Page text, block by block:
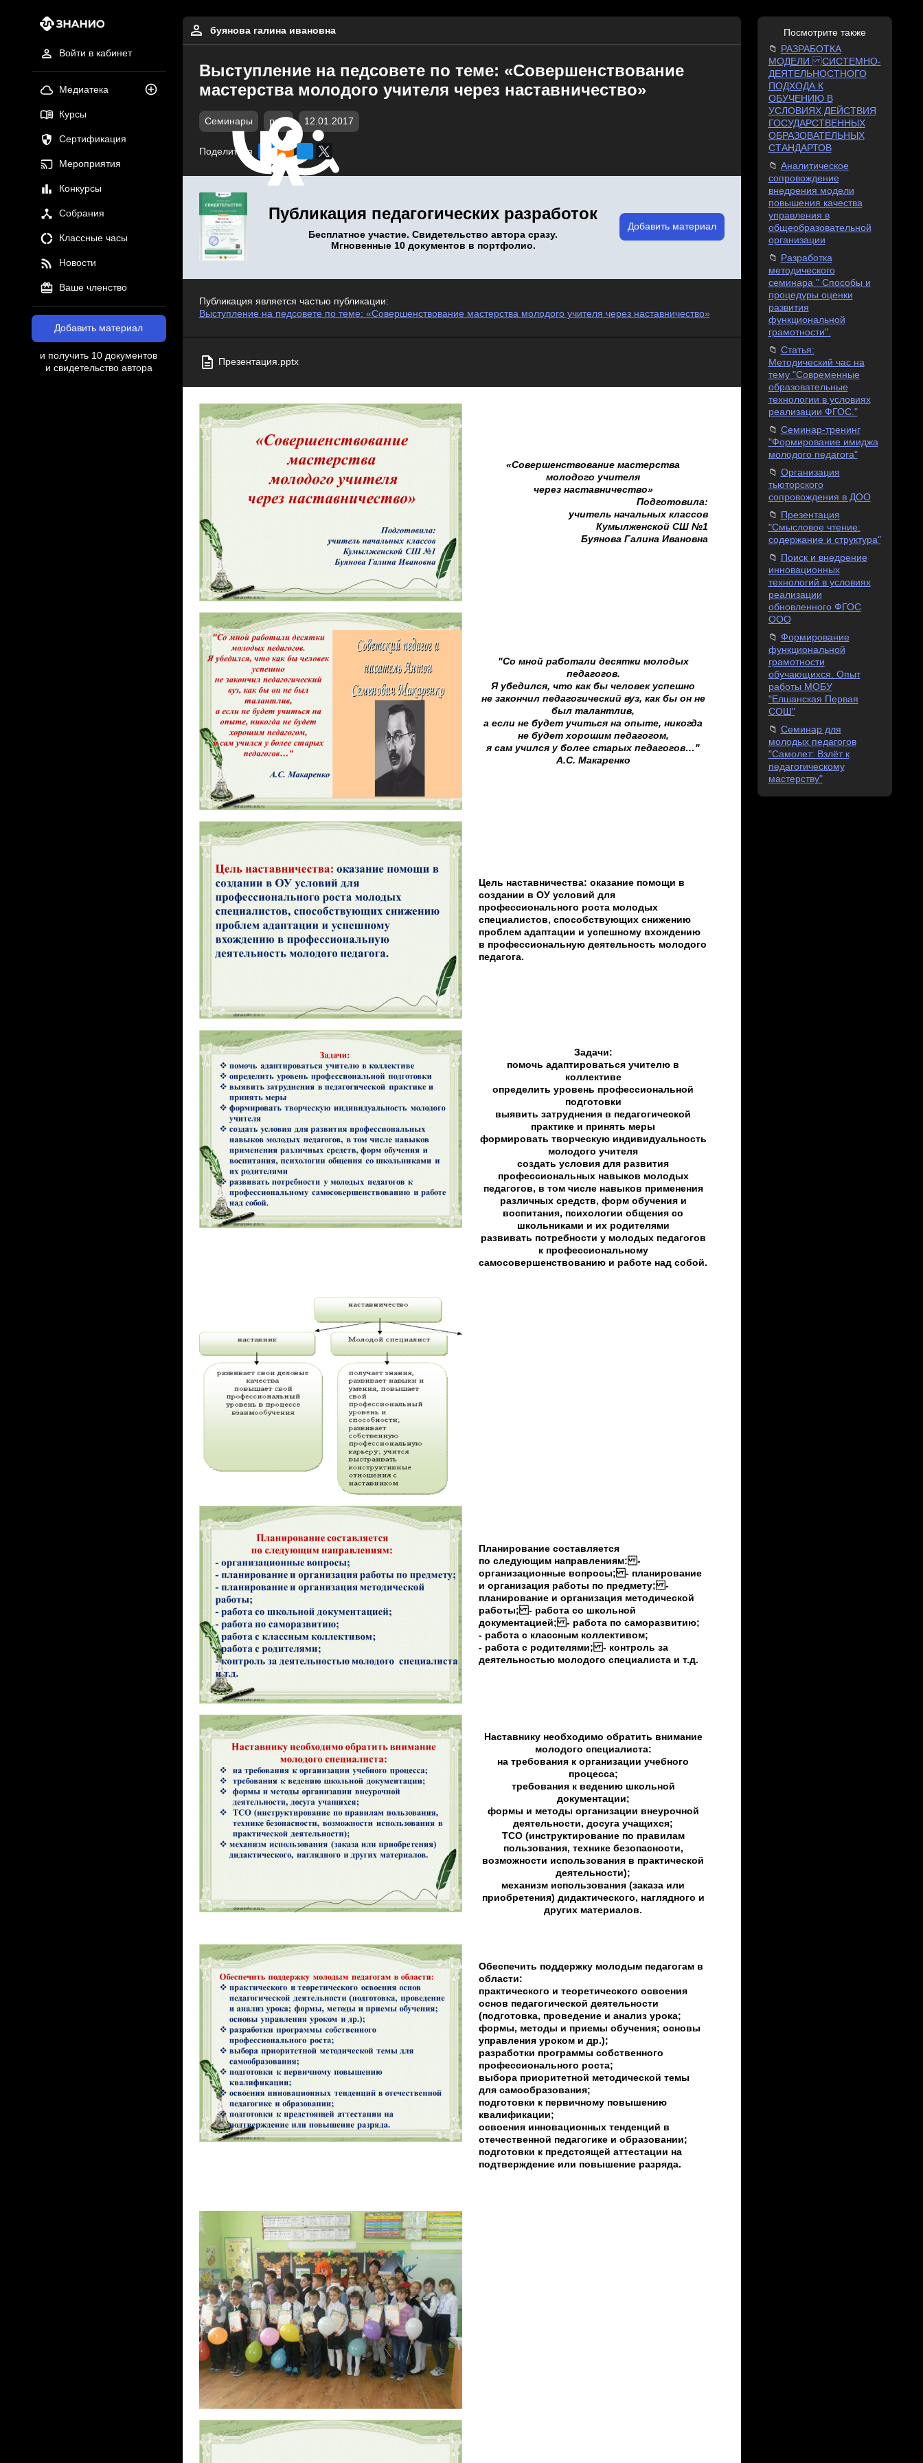
Войти в кабинет
Медиатека
Курсы
Сертификация
Мероприятия
Конкурсы
Собрания
Классные часы
Новости
Ваше членство
Добавить материал
и получить 10 документов
и свидетельство автора
буянова галина ивановна
Выступление на педсовете по теме: «Совершенствование
мастерства молодого учителя через наставничество»
Семинары pptx 12.01.2017
Поделиться
Публикация педагогических разработок
Бесплатное участие. Свидетельство автора сразу.
Мгновенные 10 документов в портфолио.
Добавить материал
Публикация является частью публикации:
Выступление на педсовете по теме: «Совершенствование мастерства молодого учителя через наставничество»
Презентация.pptx
«Совершенствование мастерства
молодого учителя
через наставничество»
Подготовила:
учитель начальных классов
Кумылженской СШ №1
Буянова Галина Ивановна
"Со мной работали десятки молодых
педагогов.
Я убедился, что как бы человек успешно
не закончил педагогический вуз, как бы он не
был талантлив,
а если не будет учиться на опыте, никогда
не будет хорошим педагогом,
я сам учился у более старых педагогов…"
А.С. Макаренко
Цель наставничества: оказание помощи в
создании в ОУ условий для
профессионального роста молодых
специалистов, способствующих снижению
проблем адаптации и успешному вхождению
в профессиональную деятельность молодого
педагога.
Задачи:
помочь адаптироваться учителю в
коллективе
определить уровень профессиональной
подготовки
выявить затруднения в педагогической
практике и принять меры
формировать творческую индивидуальность
молодого учителя
создать условия для развития
профессиональных навыков молодых
педагогов, в том числе навыков применения
различных средств, форм обучения и
воспитания, психологии общения со
школьниками и их родителями
развивать потребности у молодых педагогов
к профессиональному
самосовершенствованию и работе над собой.
Планирование составляется
по следующим направлениям: -
организационные вопросы; - планирование
и организация работы по предмету; -
планирование и организация методической
работы; - работа со школьной
документацией; - работа по саморазвитию;
- работа с классным коллективом;
- работа с родителями; - контроль за
деятельностью молодого специалиста и т.д.
Наставнику необходимо обратить внимание
молодого специалиста:
на требования к организации учебного
процесса;
требования к ведению школьной
документации;
формы и методы организации внеурочной
деятельности, досуга учащихся;
ТСО (инструктирование по правилам
пользования, технике безопасности,
возможности использования в практической
деятельности);
механизм использования (заказа или
приобретения) дидактического, наглядного и
других материалов.
Обеспечить поддержку молодым педагогам в
области:
практического и теоретического освоения
основ педагогической деятельности
(подготовка, проведение и анализ урока;
формы, методы и приемы обучения; основы
управления уроком и др.);
разработки программы собственного
профессионального роста;
выбора приоритетной методической темы
для самообразования;
подготовки к первичному повышению
квалификации;
освоения инновационных тенденций в
отечественной педагогике и образовании;
подготовки к предстоящей аттестации на
подтверждение или повышение разряда.
Посмотрите также
РАЗРАБОТКА
МОДЕЛИ СИСТЕМНО-
ДЕЯТЕЛЬНОСТНОГО
ПОДХОДА К
ОБУЧЕНИЮ В
УСЛОВИЯХ ДЕЙСТВИЯ
ГОСУДАРСТВЕННЫХ
ОБРАЗОВАТЕЛЬНЫХ
СТАНДАРТОВ
Аналитическое
сопровождение
внедрения модели
повышения качества
управления в
общеобразовательной
организации
Разработка
методического
семинара " Способы и
процедуры оценки
развития
функциональной
грамотности".
Статья:
Методический час на
тему "Современные
образовательные
технологии в условиях
реализации ФГОС."
Семинар-тренинг
"Формирование имиджа
молодого педагога"
Организация
тьюторского
сопровождения в ДОО
Презентация
"Смысловое чтение:
содержание и структура"
Поиск и внедрение
инновационных
технологий в условиях
реализации
обновленного ФГОС
ООО
Формирование
функциональной
грамотности
обучающихся. Опыт
работы МОБУ
"Елшанская Первая
СОШ"
Семинар для
молодых педагогов
"Самолет: Взлёт к
педагогическому
мастерству"